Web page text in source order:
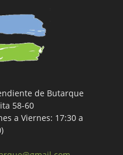
de Butarque
58-60
a Viernes: 17:30 a